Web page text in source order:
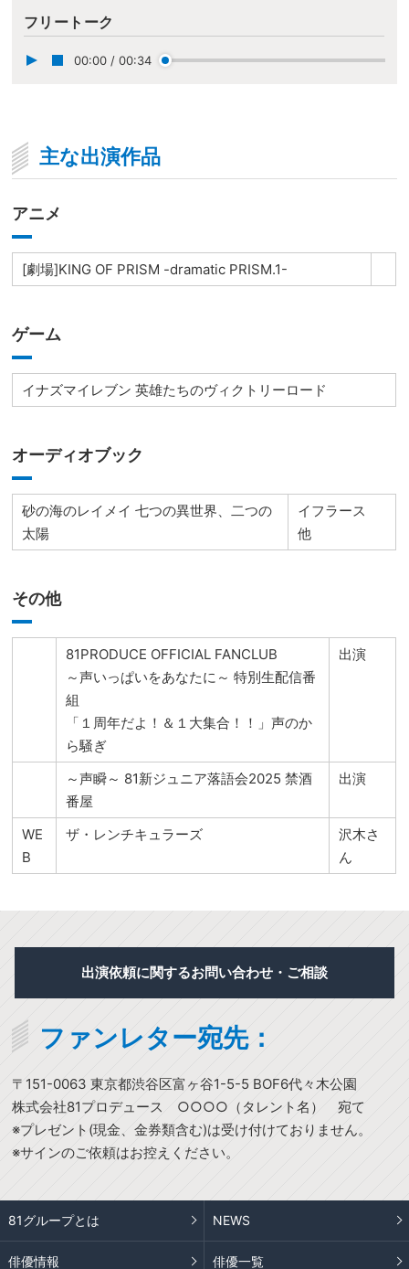
フリートーク
00:00 / 00:34
主な出演作品
アニメ
[劇場]KING OF PRISM -dramatic PRISM.1-
ゲーム
イナズマイレブン 英雄たちのヴィクトリーロード
オーディオブック
砂の海のレイメイ 七つの異世界、二つの
太陽
イフラース
他
その他
81PRODUCE OFFICIAL FANCLUB
～声いっぱいをあなたに～ 特別生配信番
組
「１周年だよ！＆１大集合！！」声のか
ら騒ぎ
出演
～声瞬～ 81新ジュニア落語会2025 禁酒
番屋
出演
WE
B
ザ・レンチキュラーズ
沢木さ
ん
出演依頼に関するお問い合わせ・ご相談
ファンレター宛先：
〒151-0063 東京都渋谷区富ヶ谷1-5-5 BOF6代々木公園
株式会社81プロデュース ○○○○（タレント名） 宛て
※プレゼント(現金、金券類含む)は受け付けておりません。
※サインのご依頼はお控えください。
81グループとは NEWS
俳優情報 俳優一覧